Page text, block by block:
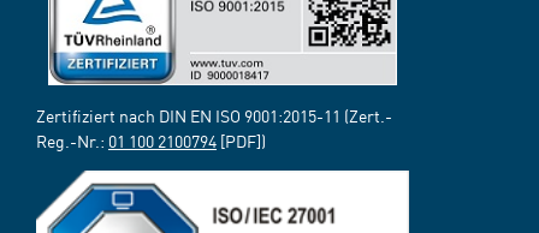
Zertifiziert nach DIN EN ISO 9001:2015-11 (Zert.-
Reg.-Nr.: 01 100 2100794 [PDF])